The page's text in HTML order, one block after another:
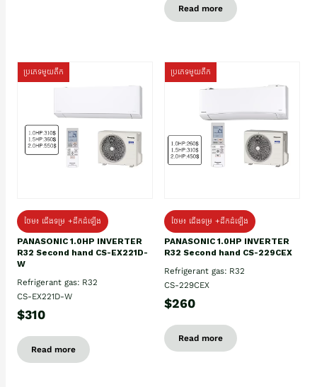
Read more
ប្រភេទមួយតឹក
ថែម៖ ជើងទម្រ +ដឹកដំឡើង
PANASONIC 1.0HP INVERTER
R32 Second hand CS-EX221D-
W
Refrigerant gas: R32
CS-EX221D-W
$310
Read more
ប្រភេទមួយតឹក
ថែម៖ ជើងទម្រ +ដឹកដំឡើង
PANASONIC 1.0HP INVERTER
R32 Second hand CS-229CEX
Refrigerant gas: R32
CS-229CEX
$260
Read more